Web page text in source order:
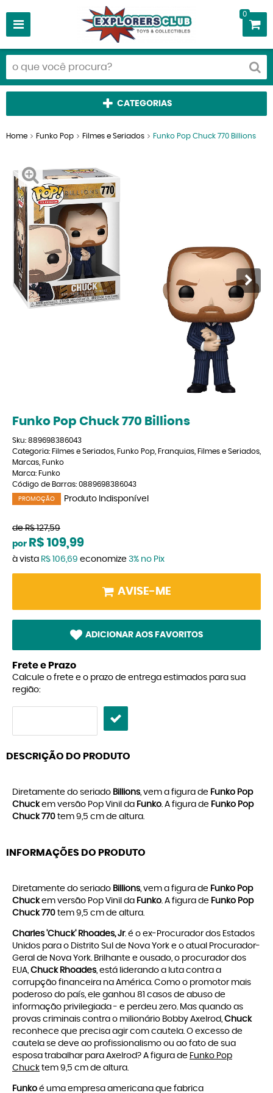
0
CATEGORIAS
Home Funko Pop Filmes e Seriados Funko Pop Chuck 770 Billions
Funko Pop Chuck 770 Billions
Sku: 889698386043
Categoria: Filmes e Seriados Funko Pop Franquias Filmes e Seriados
Marcas Funko
Marca: Funko
Código de Barras: 0889698386043
PROMOÇÃO Produto Indisponível
de R$ 127,59
por R$ 109,99
à vista R$ 106,69 economize 3% no Pix
AVISE-ME
ADICIONAR AOS FAVORITOS
Frete e Prazo
Calcule o frete e o prazo de entrega estimados para sua
região:
DESCRIÇÃO DO PRODUTO
Diretamente do seriado Billions, vem a figura de Funko Pop
Chuckem versão Pop Vinil da Funko. A figura de Funko Pop
Chuck 770 tem 9,5 cm de altura.
INFORMAÇÕES DO PRODUTO
Diretamente do seriado Billions, vem a figura de Funko Pop
Chuckem versão Pop Vinil da Funko. A figura de Funko Pop
Chuck 770 tem 9,5 cm de altura.
Charles 'Chuck' Rhoades, Jr. é o ex-Procurador dos Estados
Unidos para o Distrito Sul de Nova York e o atual Procurador-
Geral de Nova York. Brilhante e ousado, o procurador dos
EUA, Chuck Rhoades, está liderando a luta contra a
corrupção financeira na América. Como o promotor mais
poderoso do país, ele ganhou 81 casos de abuso de
informação privilegiada - e perdeu zero. Mas quando as
provas criminais contra o milionário Bobby Axelrod, Chuck
reconhece que precisa agir com cautela. O excesso de
cautela se deve ao profissionalismo ou ao fato de sua
esposa trabalhar para Axelrod? A figura de Funko Pop
Chuck tem 9,5 cm de altura.
Funko é uma empresa americana que fabrica